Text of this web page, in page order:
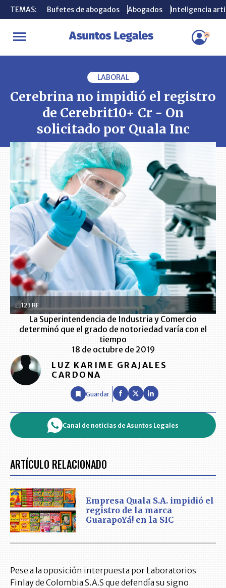
TEMAS: Bufetes de abogados Abogados Inteligencia
INICIO PLEITOS Cerebrina no impidió el registro de
TEMAS: Bufetes de abogados Abogados Inteligencia
LABORAL
Cerebrina no impidió el registro
de Cerebrit10+ Cr - On
solicitado por Quala Inc
123 RF
La Superintendencia de Industria y Comercio
determinó que el grado de notoriedad varía con el
tiempo
18 de octubre de 2019
LUZ KARIME GRAJALES
CARDONA
Guardar
Canal de noticias de Asuntos Legales
ARTÍCULO RELACIONADO
Empresa Quala S.A. impidió el
registro de la marca
GuarapoYá! en la SIC
Pese a la oposición interpuesta por Laboratorios
Finlay de Colombia S.A.S que defendía su signo